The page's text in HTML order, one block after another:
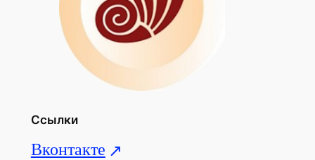
Ссылки
Вконтакте